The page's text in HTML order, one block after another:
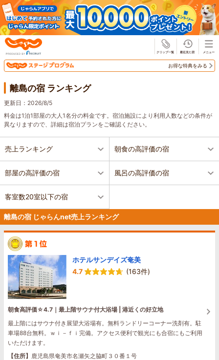
お得な特典をみる
離島の宿 ランキング
更新日： 2026/8/5
料金は1泊1部屋の大人1名分の料金です。宿泊施設により利用人数などの条件が
異なりますので、詳細は宿泊プランをご確認ください。
売上ランキング 朝食の高評価の宿
部屋の高評価の宿 風呂の高評価の宿
客室数20室以下の宿
離島の宿 じゃらんnet売上ランキング
ホテルサンデイズ奄美
4.7
(163件)
朝食高評価☆4.7｜最上階サウナ付大浴場 | 港近くの好立地
最上階にはサウナ付き展望大浴場有。無料ランドリーコーナー洗剤有。駐
車場88台無料。ｗｉ－ｆｉ完備。アクセス便利で観光にも合宿にもご利用
いただけます。
【住所】 鹿児島県奄美市名瀬矢之脇町３０番１号